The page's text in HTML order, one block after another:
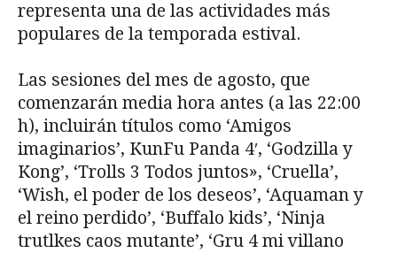
representa una de las actividades más
populares de la temporada estival.
Las sesiones del mes de agosto, que
comenzarán media hora antes (a las 22:00
h), incluirán títulos como ‘Amigos
imaginarios’, KunFu Panda 4′, ‘Godzilla y
Kong’, ‘Trolls 3 Todos juntos», ‘Cruella’,
‘Wish, el poder de los deseos’, ‘Aquaman y
el reino perdido’, ‘Buffalo kids’, ‘Ninja
trutlkes caos mutante’, ‘Gru 4 mi villano